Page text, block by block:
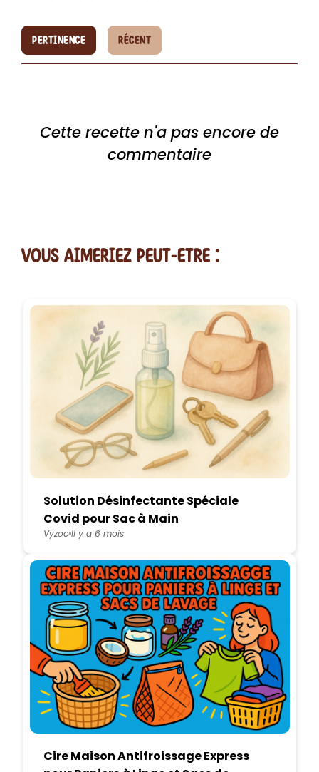
PERTINENCE RÉCENT
Cette recette n'a pas encore de
commentaire
vous AIMERiEZ PEUT-ETRE :
Solution Désinfectante Spéciale
Covid pour Sac à Main
VyzooIl y a 6 mois
Cire Maison Antifroissage Express